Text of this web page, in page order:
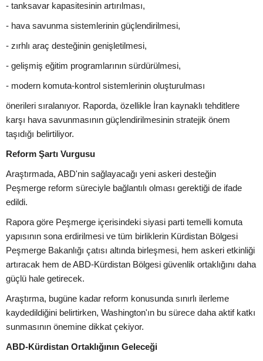
- tanksavar kapasitesinin artırılması,
- hava savunma sistemlerinin güçlendirilmesi,
- zırhlı araç desteğinin genişletilmesi,
- gelişmiş eğitim programlarının sürdürülmesi,
- modern komuta-kontrol sistemlerinin oluşturulması
önerileri sıralanıyor. Raporda, özellikle İran kaynaklı tehditlere
karşı hava savunmasının güçlendirilmesinin stratejik önem
taşıdığı belirtiliyor.
Reform Şartı Vurgusu
Araştırmada, ABD'nin sağlayacağı yeni askeri desteğin
Peşmerge reform süreciyle bağlantılı olması gerektiği de ifade
edildi.
Rapora göre Peşmerge içerisindeki siyasi parti temelli komuta
yapısının sona erdirilmesi ve tüm birliklerin Kürdistan Bölgesi
Peşmerge Bakanlığı çatısı altında birleşmesi, hem askeri etkinliği
artıracak hem de ABD-Kürdistan Bölgesi güvenlik ortaklığını daha
güçlü hale getirecek.
Araştırma, bugüne kadar reform konusunda sınırlı ilerleme
kaydedildiğini belirtirken, Washington'ın bu sürece daha aktif katkı
sunmasının önemine dikkat çekiyor.
ABD-Kürdistan Ortaklığının Geleceği